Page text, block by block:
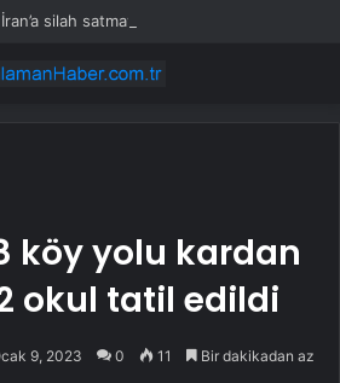
silah satmayacaklarını söyledi
köy yolu kardan
okul tatil edildi
9, 2023 0 11 Bir dakikadan az